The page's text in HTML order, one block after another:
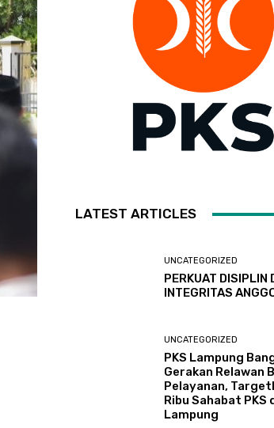
LATEST ARTICLES
UNCATEGORIZED
PERKUAT DISIPLIN
INTEGRITAS
UNCATEGORIZED
PKS Lampung
Gerakan Relawan
Pelayanan,
Ribu Sahabat PKS
Lampung